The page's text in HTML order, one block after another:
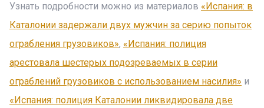
Узнать подробности можно из материалов «Испания: в
Каталонии задержали двух мужчин за серию попыток
ограбления грузовиков», «Испания: полиция
арестовала шестерых подозреваемых в серии
ограблений грузовиков с использованием насилия» и
«Испания: полиция Каталонии ликвидировала две